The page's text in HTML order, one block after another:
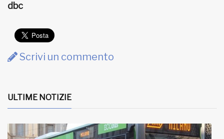
dbc
Scrivi un commento
ULTIME NOTIZIE